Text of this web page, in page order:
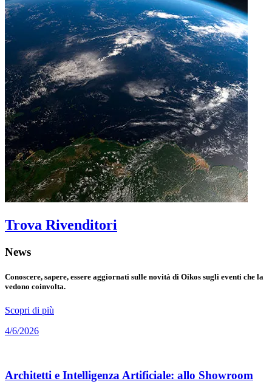
Trova Rivenditori
News
Conoscere, sapere, essere aggiornati sulle novità di Oikos sugli eventi che la
vedono coinvolta.
Scopri di più
4/6/2026
Architetti e Intelligenza Artificiale: allo Showroom